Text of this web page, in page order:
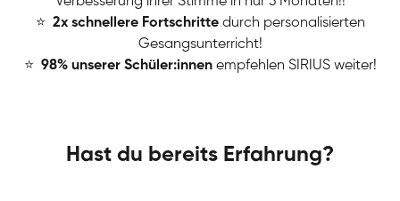
⭐ 2x schnellere Fortschritte durch personalisierten
Gesangsunterricht!
⭐ 98% unserer Schüler:innen empfehlen SIRIUS weiter!
Hast du bereits Erfahrung?